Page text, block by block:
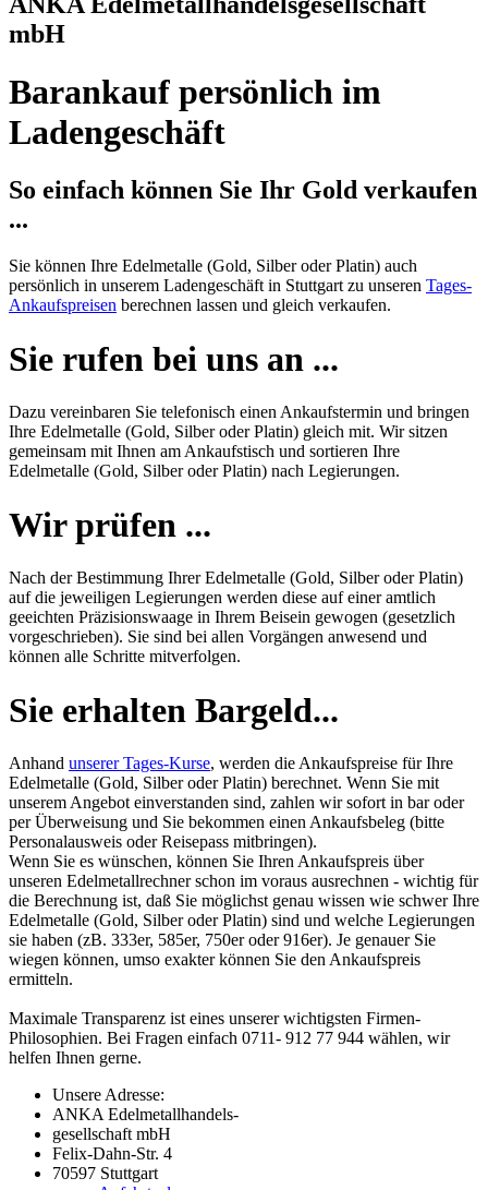
mbH
Barankauf persönlich im
Ladengeschäft
So einfach können Sie Ihr Gold verkaufen
...
Sie können Ihre Edelmetalle (Gold, Silber oder Platin) auch
persönlich in unserem Ladengeschäft in Stuttgart zu unseren Tages-
Ankaufspreisen berechnen lassen und gleich verkaufen.
Sie rufen bei uns an ...
Dazu vereinbaren Sie telefonisch einen Ankaufstermin und bringen
Ihre Edelmetalle (Gold, Silber oder Platin) gleich mit. Wir sitzen
gemeinsam mit Ihnen am Ankaufstisch und sortieren Ihre
Edelmetalle (Gold, Silber oder Platin) nach Legierungen.
Wir prüfen ...
Nach der Bestimmung Ihrer Edelmetalle (Gold, Silber oder Platin)
auf die jeweiligen Legierungen werden diese auf einer amtlich
geeichten Präzisionswaage in Ihrem Beisein gewogen (gesetzlich
vorgeschrieben). Sie sind bei allen Vorgängen anwesend und
können alle Schritte mitverfolgen.
Sie erhalten Bargeld...
Anhand unserer Tages-Kurse, werden die Ankaufspreise für Ihre
Edelmetalle (Gold, Silber oder Platin) berechnet. Wenn Sie mit
unserem Angebot einverstanden sind, zahlen wir sofort in bar oder
per Überweisung und Sie bekommen einen Ankaufsbeleg (bitte
Personalausweis oder Reisepass mitbringen).
Wenn Sie es wünschen, können Sie Ihren Ankaufspreis über
unseren Edelmetallrechnerschon im voraus ausrechnen - wichtig für
die Berechnung ist, daß Sie möglichst genau wissen wie schwer Ihre
Edelmetalle (Gold, Silber oder Platin) sind und welche Legierungen
sie haben (zB. 333er, 585er, 750er oder 916er). Je genauer Sie
wiegen können, umso exakter können Sie den Ankaufspreis
ermitteln.
Maximale Transparenz ist eines unserer wichtigsten Firmen-
Philosophien. Bei Fragen einfach 0711- 912 77 944 wählen, wir
helfen Ihnen gerne.
Unsere Adresse:
ANKA Edelmetallhandels-
gesellschaft mbH
Felix-Dahn-Str. 4
70597 Stuttgart